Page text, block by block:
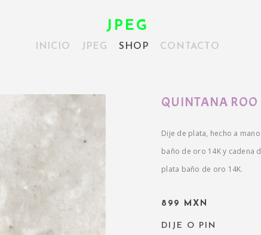
JPEG
INICIO JPEG SHOP CONTACTO
QUINTANA ROO
Dije de plata, hecho a
baño de oro 14K y cadena
plata baño de oro 14K.
899 MXN
DIJE O PIN